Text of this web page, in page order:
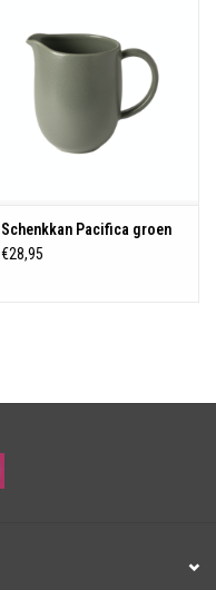
Schenkkan Pacifica groen
€28,95